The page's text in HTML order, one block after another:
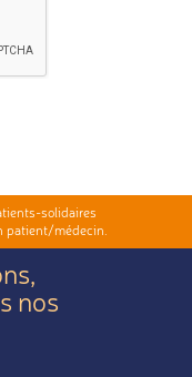
solidaires
patient/médecin.
nos